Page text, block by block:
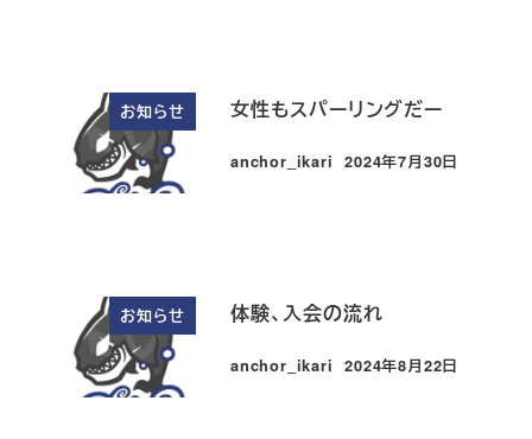
お知らせ 女性もスパーリングだー
anchor_ikari
投稿日
2024年7月30日
お知らせ 体験、入会の流れ
anchor_ikari
投稿日
2024年8月22日